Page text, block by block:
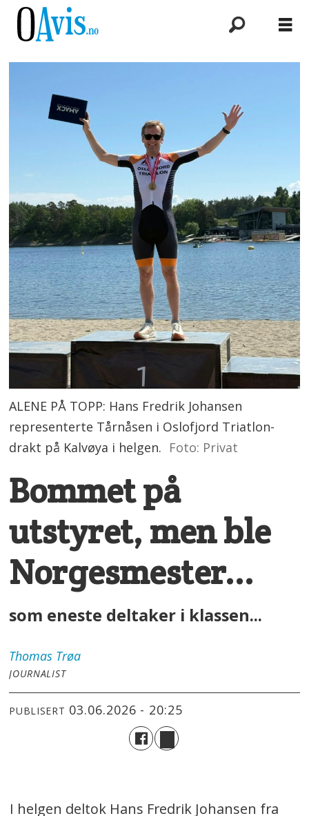
ALENE PÅ TOPP: Hans Fredrik Johansen
representerte Tårnåsen i Oslofjord Triatlon-
drakt på Kalvøya i helgen. Foto: Privat
Bommet på
utstyret, men ble
Norgesmester...
som eneste deltaker i klassen...
Thomas Trøa
JOURNALIST
PUBLISERT 03.06.2026 - 20:25
I helgen deltok Hans Fredrik Johansen fra